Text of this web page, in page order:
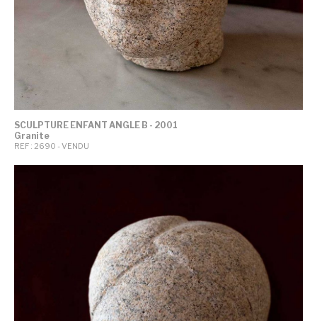
SCULPTURE ENFANT ANGLE B - 2001
Granite
REF : 2690 - VENDU